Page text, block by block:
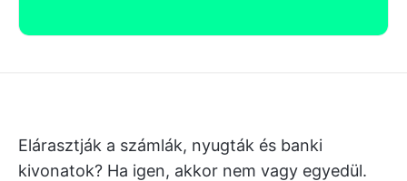
Elárasztják a számlák, nyugták és banki
kivonatok? Ha igen, akkor nem vagy egyedül.